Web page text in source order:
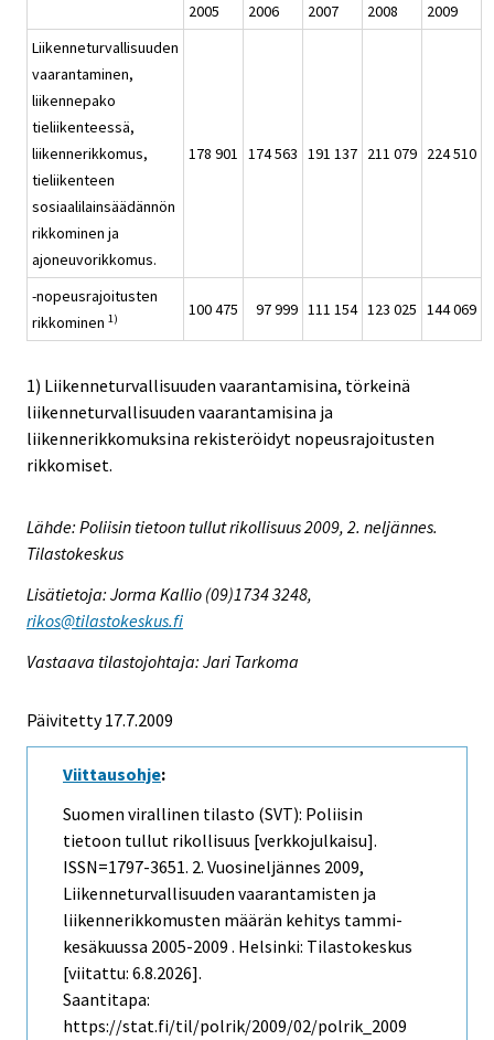
2005 2006 2007 2008
2009
Liikenneturvallisuuden
vaarantaminen,
liikennepako
tieliikenteessä,
liikennerikkomus,
tieliikenteen
sosiaalilainsäädännön
rikkominen ja
ajoneuvorikkomus.
178 901 174 563 191 137 211 079 224 510
-nopeusrajoitusten
rikkominen 1) 100 475 97 999 111 154 123 025 144 069
1) Liikenneturvallisuuden vaarantamisina, törkeinä
liikenneturvallisuuden vaarantamisina ja
liikennerikkomuksina rekisteröidyt nopeusrajoitusten
rikkomiset.
Lähde: Poliisin tietoon tullut rikollisuus 2009, 2. neljännes.
Tilastokeskus
Lisätietoja: Jorma Kallio (09)1734 3248,
rikos@tilastokeskus.fi
Vastaava tilastojohtaja: Jari Tarkoma
Päivitetty 17.7.2009
Viittausohje:
Suomen virallinen tilasto (SVT): Poliisin
tietoon tullut rikollisuus [verkkojulkaisu].
ISSN=1797-3651. 2. Vuosineljännes 2009,
Liikenneturvallisuuden vaarantamisten ja
liikennerikkomusten määrän kehitys tammi-
kesäkuussa 2005-2009 . Helsinki: Tilastokeskus
[viitattu: 6.8.2026].
Saantitapa:
https://stat.fi/til/polrik/2009/02/polrik_2009